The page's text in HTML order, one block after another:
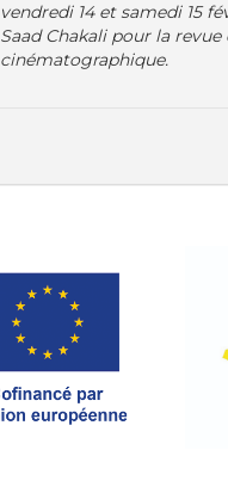
vendredi 14 et samedi 15
Saad Chakali pour la
cinématographique.